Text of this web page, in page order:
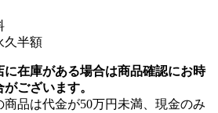
久半額
に在庫がある場合は商品確認にお時
ございます。
品は代金が50万円未満、現金のみ